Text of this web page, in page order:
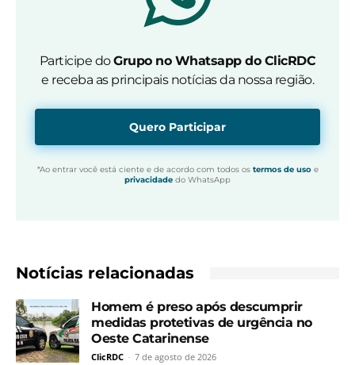
Participe doGrupo no Whatsapp do ClicRDC
e receba as principais notícias da nossa região.
Quero Participar
*Ao entrar você está ciente e de acordo com todos os termos de usoe
privacidade do WhatsApp
Notícias relacionadas
Homem é preso após descumprir
medidas protetivas de urgência no
Oeste Catarinense
ClicRDC - 7 de agosto de 2026